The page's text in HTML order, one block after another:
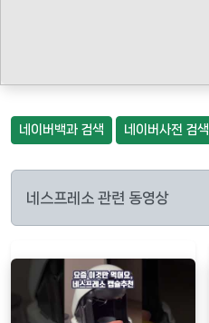
네이버백과 검색 네이버사전 검색
네스프레소 관련 동영상